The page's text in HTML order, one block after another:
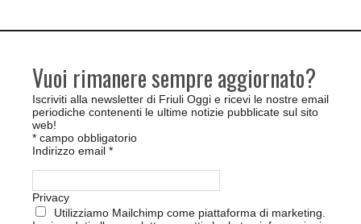
Vuoi rimanere sempre aggiornato?
Iscriviti alla newsletter di Friuli Oggi e ricevi le nostre email
periodiche contenenti le ultime notizie pubblicate sul sito
web!
* campo obbligatorio
Indirizzo email *
Privacy
Utilizziamo Mailchimp come piattaforma di marketing.